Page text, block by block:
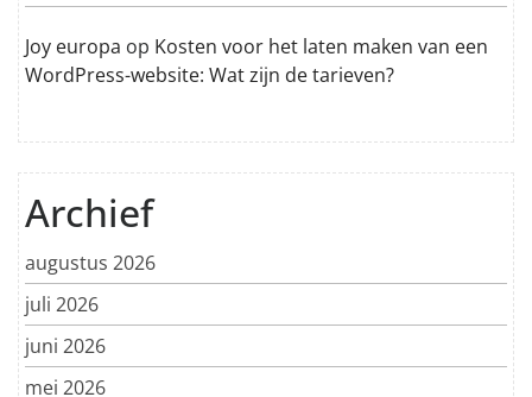
Joy europa op Kosten voor het laten maken van een
WordPress-website: Wat zijn de tarieven?
Archief
augustus 2026
juli 2026
juni 2026
mei 2026